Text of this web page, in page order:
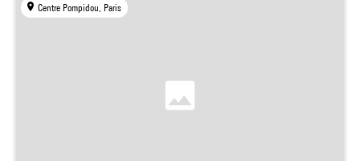
Centre Pompidou, Paris